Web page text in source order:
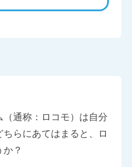
（通称：ロコモ）は自分
らにあてはまると、ロ
？